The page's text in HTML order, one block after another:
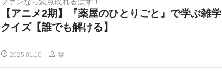
【アニメ2期】『薬屋のひとりごと』で学ぶ雑学
クイズ【誰でも解ける】
2025.01.10 栞